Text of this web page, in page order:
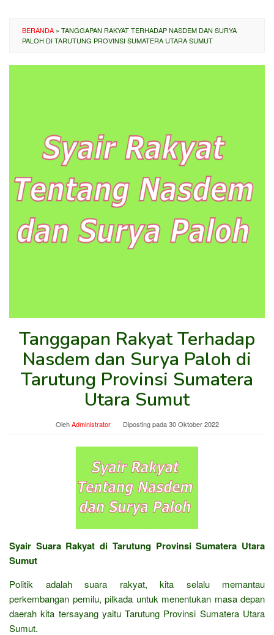
BERANDA » TANGGAPAN RAKYAT TERHADAP NASDEM DAN SURYA
PALOH DI TARUTUNG PROVINSI SUMATERA UTARA SUMUT
Tanggapan Rakyat Terhadap
Nasdem dan Surya Paloh di
Tarutung Provinsi Sumatera
Utara Sumut
OlehAdministrator Diposting pada30 Oktober 2022
Syair Suara Rakyat di Tarutung Provinsi Sumatera Utara
Sumut
Politik adalah suara rakyat, kita selalu memantau
perkembangan pemilu, pilkada untuk menentukan masa depan
daerah kita tersayang yaitu Tarutung Provinsi Sumatera Utara
Sumut.